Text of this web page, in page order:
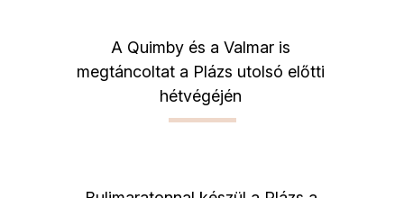
A Quimby és a Valmar is
megtáncoltat a Plázs utolsó előtti
hétvégéjén